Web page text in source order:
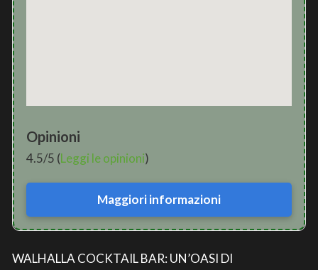
Opinioni
4.5/5 (Leggi le opinioni)
Maggiori informazioni
WALHALLA COCKTAIL BAR: UN’OASI DI